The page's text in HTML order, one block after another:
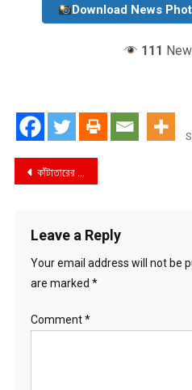
Download News
111
Post
কাঁটাতারের বেড়া বসছে রোহিঙ্গা ক্যাম্পে
Leave a Reply
Your email address will not be
are marked *
Comment*